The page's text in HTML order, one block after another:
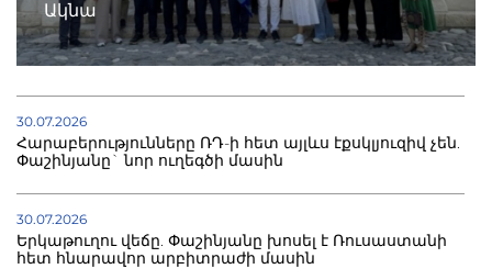
Ակնա
30.07.2026
Հարաբերությունները ՌԴ-ի հետ այլևս էքսկլյուզիվ չեն.
Փաշինյանը` նոր ուղեգծի մասին
30.07.2026
Երկաթուղու վեճը. Փաշինյանը խոսել է Ռուսաստանի
հետ հնարավոր արբիտրաժի մասին